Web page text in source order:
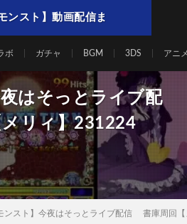
ンスト】動画配信ま
ボ ガチャ BGM 3DS アニ
はそっとライブ配
リィ】231224
ンスト】今夜はそっとライブ配信 書庫周回